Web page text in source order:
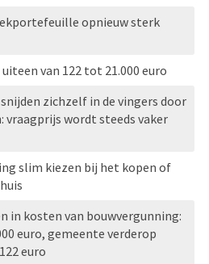
opnieuw sterk
van 122 tot 21.000 euro
zichzelf in de vingers door
vraagprijs wordt steeds vaker
slim kiezen bij het kopen of
in kosten van bouwvergunning:
euro, gemeente verderop
euro